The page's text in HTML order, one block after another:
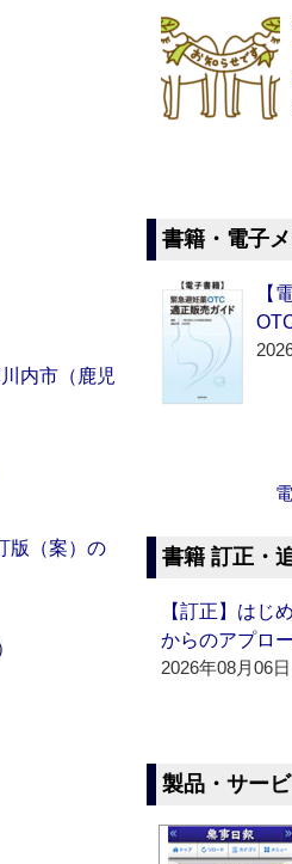
内市（鹿児
版（案）の
書籍・電子
【
書籍 訂正・
【訂正】は
からのアプロ
2026年08月06
製品・サー